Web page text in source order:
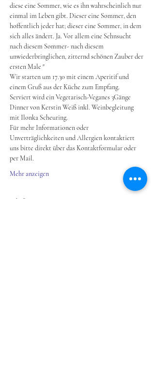
diese eine Sommer, wie es ihn wahrscheinlich nur
einmal im Leben gibt. Dieser eine Sommer, den
hoffentlich jeder hat; dieser eine Sommer, in dem
sich alles ändert. Ja. Vor allem eine Sehnsucht
nach diesem Sommer- nach diesem
unwiederbringlichen, zitternd schönen Zauber der
ersten Male "
Wir starten um 17.30 mit einem Aperitif und
einem Gruß aus der Küche zum Empfang.
Serviert wird ein Vegetarisch-Veganes 3Gänge
Dinner von Kerstin Weiß inkl. Weinbegleitung
mit Ilonka Scheuring.
Für mehr Informationen oder
Unverträglichkeiten und Allergien kontaktiert
uns bitte direkt über das Kontaktformular oder
per Mail.
Mehr anzeigen
Tickets